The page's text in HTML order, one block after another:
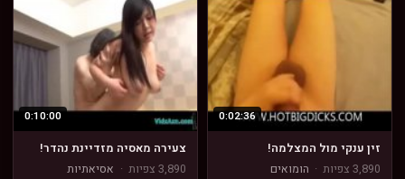
0:02:36
זין ענקי מול המצלמה!
3,890 צפיות
· הומואים
0:10:00
צעירה מאסיה מזדיינת נהדר!
3,890 צפיות
· אסיאתיות